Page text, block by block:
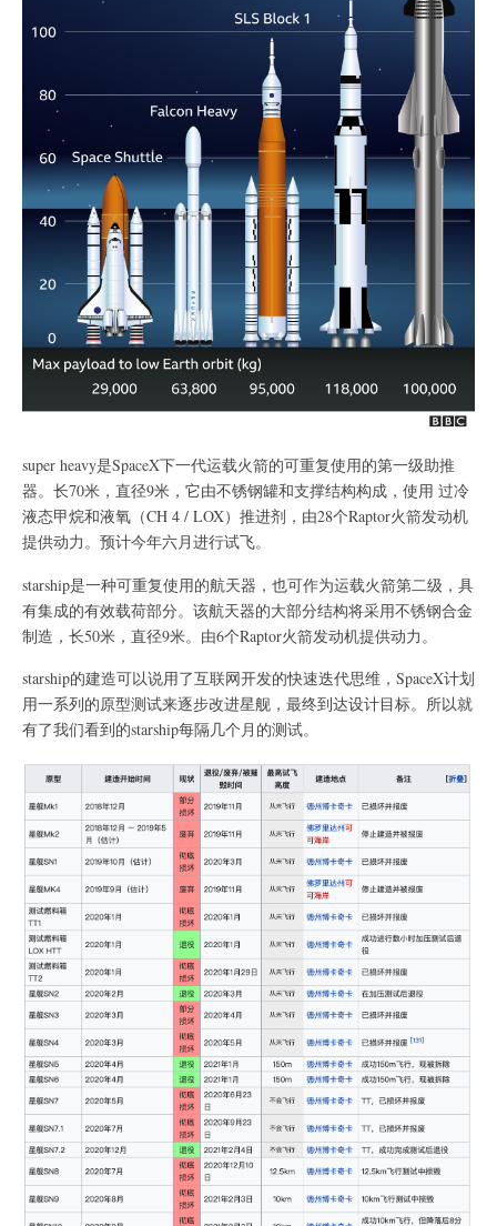
super heavy是SpaceX下一代运载火箭的可重复使用的第一级助推
器。长70米，直径9米，它由不锈钢罐和支撑结构构成，使用 过冷
液态甲烷和液氧（CH 4 / LOX）推进剂，由28个Raptor火箭发动机
提供动力。预计今年六月进行试飞。
starship是一种可重复使用的航天器，也可作为运载火箭第二级，具
有集成的有效载荷部分。该航天器的大部分结构将采用不锈钢合金
制造，长50米，直径9米。由6个Raptor火箭发动机提供动力。
starship的建造可以说用了互联网开发的快速迭代思维，SpaceX计划
用一系列的原型测试来逐步改进星舰，最终到达设计目标。所以就
有了我们看到的starship每隔几个月的测试。